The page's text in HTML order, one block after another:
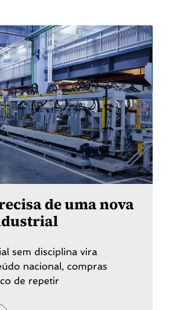
de uma nova
sem disciplina vira
nacional, compras
de repetir